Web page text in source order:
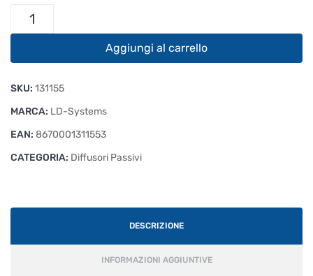
500
Sat
quantità
Aggiungi al carrello
SKU: 131155
MARCA: LD-Systems
EAN: 8670001311553
CATEGORIA: Diffusori Passivi
DESCRIZIONE
INFORMAZIONI AGGIUNTIVE